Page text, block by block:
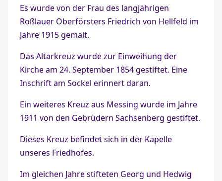
Es wurde von der Frau des langjährigen
Roßlauer Oberförsters Friedrich von Hellfeld im
Jahre 1915 gemalt.
Das Altarkreuz wurde zur Einweihung der
Kirche am 24. September 1854 gestiftet. Eine
Inschrift am Sockel erinnert daran.
Ein weiteres Kreuz aus Messing wurde im Jahre
1911 von den Gebrüdern Sachsenberg gestiftet.
Dieses Kreuz befindet sich in der Kapelle
unseres Friedhofes.
Im gleichen Jahre stifteten Georg und Hedwig